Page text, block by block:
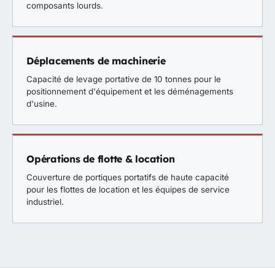
composants lourds.
Déplacements de machinerie
Capacité de levage portative de 10 tonnes pour le
positionnement d'équipement et les déménagements
d'usine.
Opérations de flotte & location
Couverture de portiques portatifs de haute capacité
pour les flottes de location et les équipes de service
industriel.